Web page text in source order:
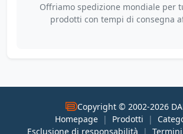
Offriamo spedizione mondiale per
prodotti con tempi di consegna
Copyright © 2002-2026
Homepage
| Prodotti |
Esclusione di responsabilità
|